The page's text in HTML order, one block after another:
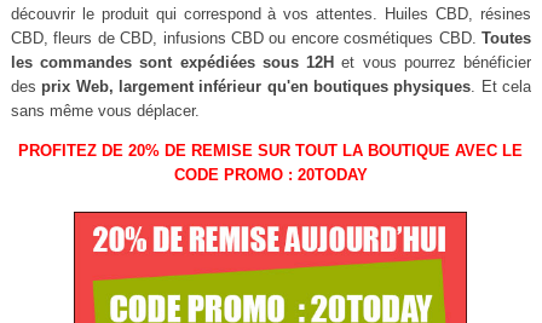
découvrir le produit qui correspond à vos attentes. Huiles CBD, résines
CBD, fleurs de CBD, infusions CBD ou encore cosmétiques CBD.Toutes
les commandes sont expédiées sous 12H et vous pourrez bénéficier
des prix Web, largement inférieur qu'en boutiques physiques . Et cela
sans même vous déplacer.
PROFITEZ DE 20% DE REMISE SUR TOUT LA BOUTIQUE AVEC LE
CODE PROMO : 20TODAY